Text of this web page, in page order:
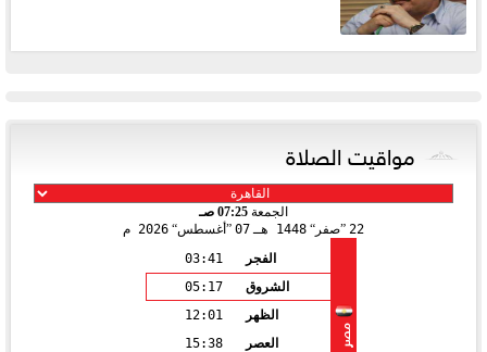
مواقيت الصلاة
الجمعة 07:25 صـ
22 صفر 1448 هـ 07 أغسطس 2026 م
مصر
الفجر
03:41
الشروق
05:17
الظهر
12:01
العصر
15:38